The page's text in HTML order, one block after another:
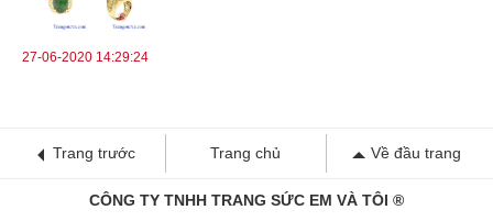
Nhẫn nam ngọc cẩm thạch
Đặc biệt với những loại nhẫn được đính đá quý luôn ẩn chứa rất
nhiều ý nghĩa to lớn. Với những người hợp mệnh thì chắc chắn
27-06-2020 14:29:24
Trang trước Trang chủ Về đầu trang
CÔNG TY TNHH TRANG SỨC EM VÀ TÔI ®